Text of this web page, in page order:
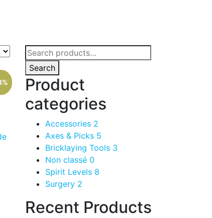
Search
for:
Search
Product
categories
Accessories 2
Axes & Picks 5
Bricklaying Tools 3
Non classé 0
Spirit Levels 8
Surgery 2
Recent Products